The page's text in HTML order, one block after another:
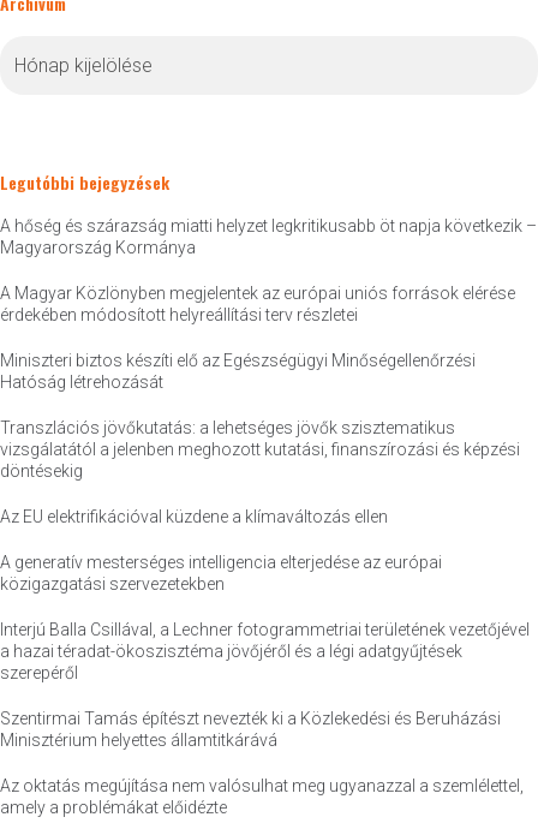
Legutóbbi bejegyzések
A hőség és szárazság miatti helyzet legkritikusabb öt napja következik –
Magyarország Kormánya
A Magyar Közlönyben megjelentek az európai uniós források elérése
érdekében módosított helyreállítási terv részletei
Miniszteri biztos készíti elő az Egészségügyi Minőségellenőrzési
Hatóság létrehozását
Transzlációs jövőkutatás: a lehetséges jövők szisztematikus
vizsgálatától a jelenben meghozott kutatási, finanszírozási és képzési
döntésekig
Az EU elektrifikációval küzdene a klímaváltozás ellen
A generatív mesterséges intelligencia elterjedése az európai
közigazgatási szervezetekben
Interjú Balla Csillával, a Lechner fotogrammetriai területének vezetőjével
a hazai téradat-ökoszisztéma jövőjéről és a légi adatgyűjtések
szerepéről
Szentirmai Tamás építészt nevezték ki a Közlekedési és Beruházási
Minisztérium helyettes államtitkárává
Az oktatás megújítása nem valósulhat meg ugyanazzal a szemlélettel,
amely a problémákat előidézte